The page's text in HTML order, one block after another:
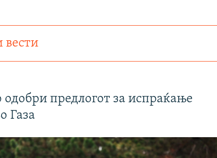
вести
одобри предлогот за испраќање
Газа